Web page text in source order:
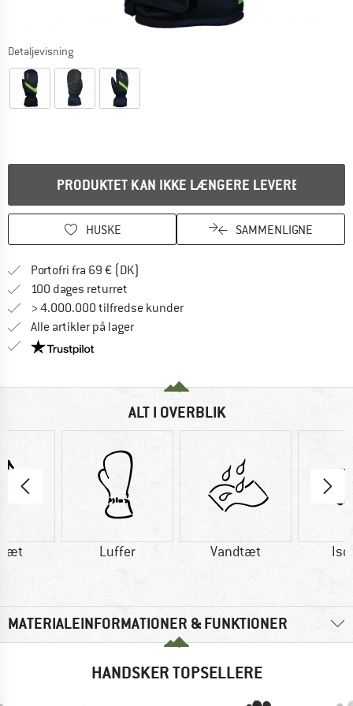
Detaljevisning
PRODUKTET KAN IKKE LÆNGERE LEVERES
HUSKE SAMMENLIGNE
Portofri fra 69 € (DK)
100 dages returret
> 4.000.000 tilfredse kunder
Alle artikler på lager
Vi er Trustpilot-certificeret - oplysningerne får du
ALT I OVERBLIK
Luffer Vandtæt
MATERIALEINFORMATIONER & FUNKTIONER
HANDSKER TOPSELLERE